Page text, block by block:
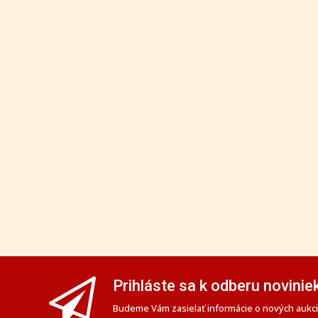
Prihláste sa k odberu
Budeme Vám zasielať informácie o nových